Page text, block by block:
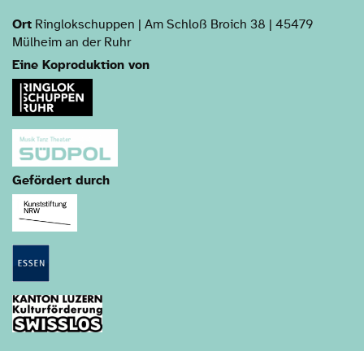
Ort Ringlokschuppen | Am Schloß Broich 38 | 45479
Mülheim an der Ruhr
Eine Koproduktion von
Gefördert durch